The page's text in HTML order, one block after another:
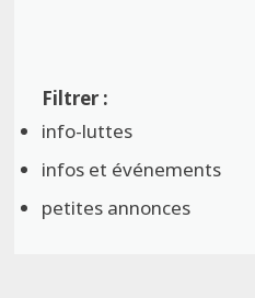
info-luttes
infos et événements
petites annonces